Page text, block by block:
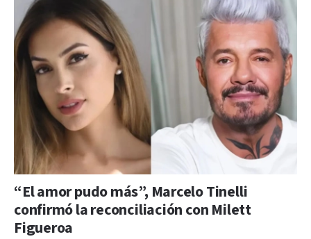
“El amor pudo más”, Marcelo Tinelli
confirmó la reconciliación con Milett
Figueroa